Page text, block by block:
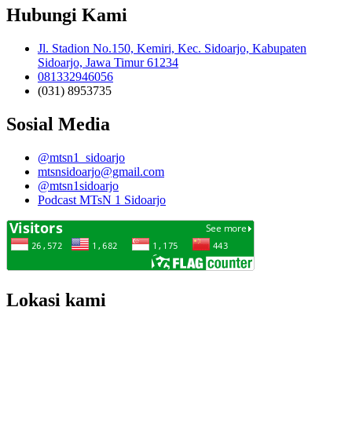
Hubungi Kami
Jl. Stadion No.150, Kemiri, Kec. Sidoarjo, Kabupaten
Sidoarjo, Jawa Timur 61234
081332946056
(031) 8953735
Sosial Media
@mtsn1_sidoarjo
mtsnsidoarjo@gmail.com
@mtsn1sidoarjo
Podcast MTsN 1 Sidoarjo
Lokasi kami